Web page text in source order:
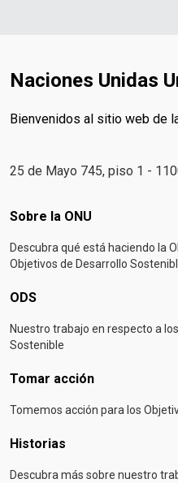
Naciones Unidas
Bienvenidos al sitio web de
25 de Mayo 745, piso 1 -
Footer menu
Sobre la ONU
Descubra qué está haciendo la
Objetivos de Desarrollo
ODS
Nuestro trabajo en respecto a
Sostenible
Tomar acción
Tomemos acción para los
Historias
Descubra más sobre nuestro